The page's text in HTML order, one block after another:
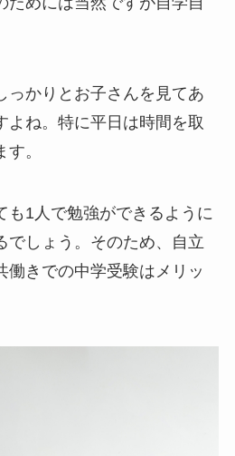
っかりとお子さんを見てあ
よね。特に平日は時間を取
。
も1人で勉強ができるように
でしょう。そのため、自立
働きでの中学受験はメリッ